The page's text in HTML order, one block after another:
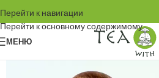
Перейти к навигации
Перейти к основному содержимому
МЕНЮ